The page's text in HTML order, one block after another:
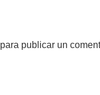
para publicar un